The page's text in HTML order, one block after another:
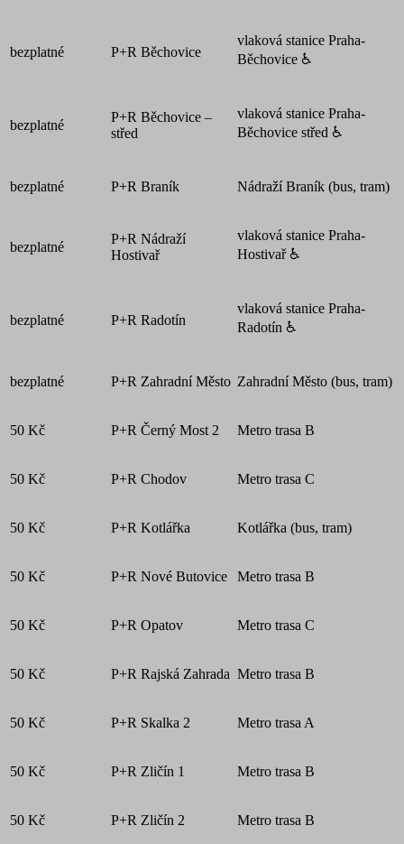
bezplatné P+R Běchovice
vlaková stanice Praha-
Běchovice ♿
bezplatné
P+R Běchovice –
střed
vlaková stanice Praha-
Běchovice střed ♿
bezplatné P+R Braník Nádraží Braník (bus, tram)
bezplatné
P+R Nádraží
Hostivař
vlaková stanice Praha-
Hostivař ♿
bezplatné P+R Radotín
vlaková stanice Praha-
Radotín ♿
bezplatné P+R Zahradní Město Zahradní Město (bus, tram)
50 Kč P+R Černý Most 2 Metro trasa B
50 Kč P+R Chodov Metro trasa C
50 Kč P+R Kotlářka Kotlářka (bus, tram)
50 Kč P+R Nové Butovice Metro trasa B
50 Kč P+R Opatov Metro trasa C
50 Kč P+R Rajská Zahrada Metro trasa B
50 Kč P+R Skalka 2 Metro trasa A
50 Kč P+R Zličín 1 Metro trasa B
50 Kč P+R Zličín 2 Metro trasa B